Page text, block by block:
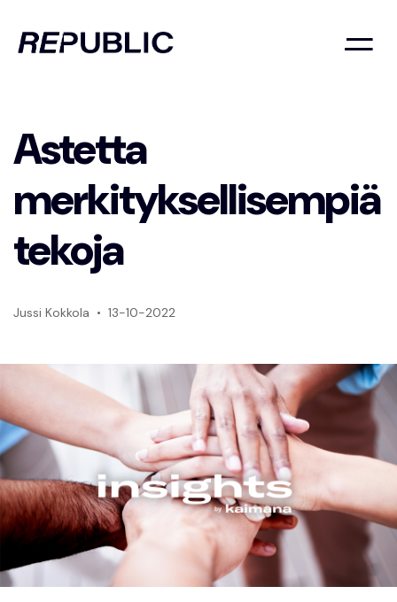
Astetta
merkityksellisempiä
tekoja
Jussi Kokkola 13-10-2022